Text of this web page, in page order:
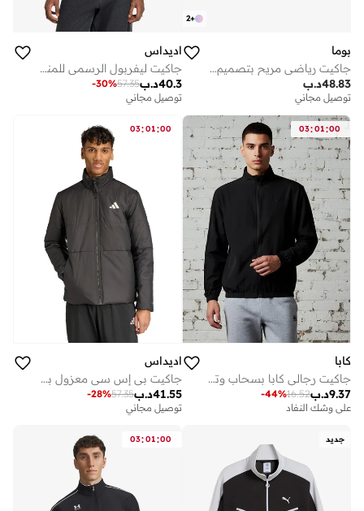
+
2
بوما
جاكيت رياضي مريح بتصميم حب القطط
د.ب48.83
توصيل مجاني
اديداس
جاكيت ليفربول الرسمي للمنزل
د.ب40.3
57.35
-30%
توصيل مجاني
03:01:00
كابا
جاكيت رجالي كابا بسحاب وتفاصيل بشريط
د.ب9.37
16.52
-44%
على وشك النفاد
03:01:00
اديداس
جاكيت بي إس سي معزول بثلاثة خطوط كلايم وورم
د.ب41.55
57.35
-28%
توصيل مجاني
جديد 03:01:00